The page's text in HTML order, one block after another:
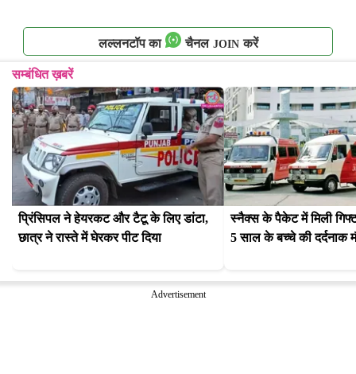
लल्लनटॉप का चैनल JOIN करें
सम्बंधित ख़बरें
प्रिंसिपल ने हेयरकट और टैटू के लिए डांटा,
छात्र ने रास्ते में घेरकर पीट दिया
स्नैक्स के पैकेट में मिली
5 साल के बच्चे की दर्दनाक
Advertisement